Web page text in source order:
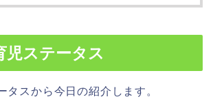
児ステータス
タスから今日の紹介します。